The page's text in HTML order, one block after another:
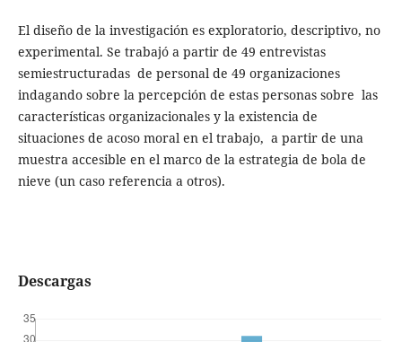
El diseño de la investigación es exploratorio, descriptivo, no
experimental. Se trabajó a partir de 49 entrevistas
semiestructuradas de personal de 49 organizaciones
indagando sobre la percepción de estas personas sobre las
características organizacionales y la existencia de
situaciones de acoso moral en el trabajo, a partir de una
muestra accesible en el marco de la estrategia de bola de
nieve (un caso referencia a otros).
Descargas